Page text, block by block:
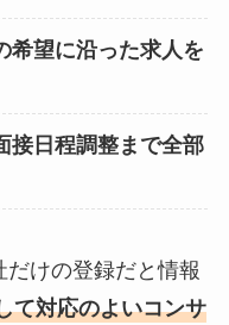
希望に沿った求人を
接日程調整まで全部
けの登録だと情報
て対応のよいコンサ